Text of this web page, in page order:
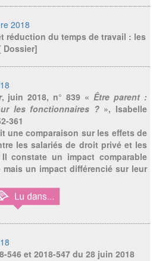
2018
réduction du temps de travail : les
Dossier]
, juin 2018, n° 839 « Être parent :
les fonctionnaires ?», Isabelle
361
une comparaison sur les effets de
les salariés de droit privé et les
constate un impact comparable
mais un impact différencié sur leur
546 et 2018-547 du 28 juin 2018